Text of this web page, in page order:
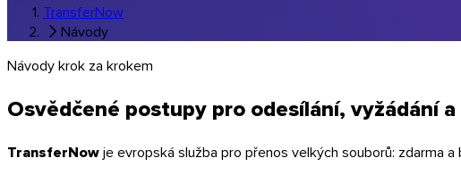
TransferNow
Návody
Návody krok za krokem
Osvědčené postupy pro odesílání, vyžádánía
TransferNowje evropská služba pro přenos velkých souborů: zdarma